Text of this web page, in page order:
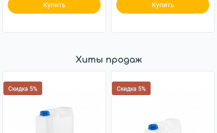
Купить Купить
Хиты продаж
Скидка 5% Скидка 5%